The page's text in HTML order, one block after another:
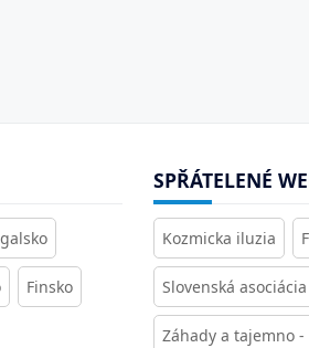
Finsko
SPŘÁTELENÉ
Kozmicka iluzia
Slovenská
Záhady a tajemno -